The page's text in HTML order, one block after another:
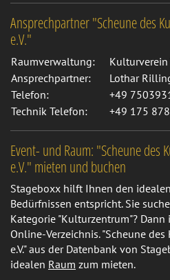
Ansprechpartner "Scheune des
e.V."
Raumverwaltung:
Kulturverein
Ansprechpartner:
Lothar
Telefon:
+49
Technik Telefon:
+49 175
Event- und Raum: "Scheune des
e.V." mieten und buchen
Stageboxx hilft Ihnen den idealen
Bedürfnissen entspricht. Sie
Kategorie "Kulturzentrum"?
Online-Verzeichnis. "Scheune
e.V." aus der Datenbank von
idealen Raum zum mieten.